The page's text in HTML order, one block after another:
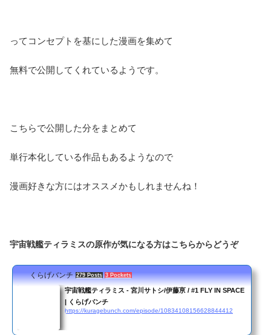
ってコンセプトを基にした漫画を集めて
無料で公開してくれているようです。
こちらで公開した分をまとめて
単行本化している作品もあるようなので
漫画好きな方にはオススメかもしれませんね！
宇宙戦艦ティラミスの原作が気になる方はこちらからどうぞ
くらげバンチ 279 Posts 3 Pockets
宇宙戦艦ティラミス - 宮川サトシ/伊藤亰 / #1 FLY IN SPACE
| くらげバンチ
https://kuragebunch.com/episode/10834108156628844412